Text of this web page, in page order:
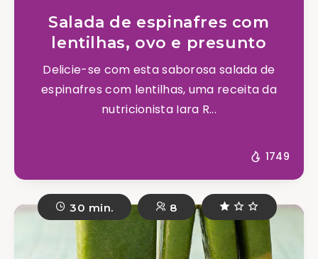
Salada de espinafres com
lentilhas, ovo e presunto
Delicie-se com esta saborosa salada de
espinafres com lentilhas, uma receita da
nutricionista Iara R...
1749
30 min. 8